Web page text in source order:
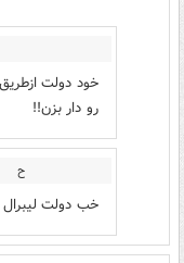
خود دولت
رو دار بزن!!
ح
خب دولت